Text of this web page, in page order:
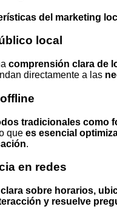
del marketing
local
comprensión clara de
directamente a las
tradicionales como
que es esencial
.
en redes
sobre horarios,
y resuelve